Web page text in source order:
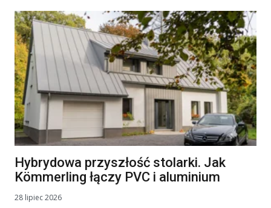
Hybrydowa przyszłość stolarki. Jak
Kömmerling łączy PVC i aluminium
28 lipiec 2026